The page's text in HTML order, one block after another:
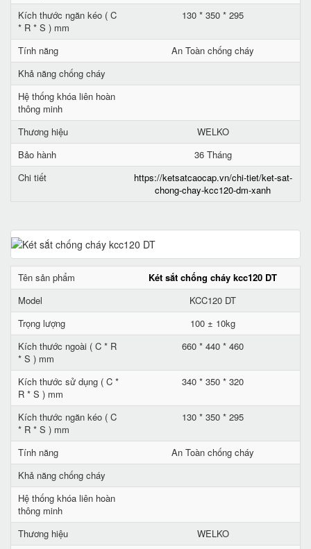
Kích thước ngăn kéo ( C
* R * S ) mm
130 * 350 * 295
Tính năng
An Toàn chống cháy
Khả năng chống cháy
Hệ thống khóa liên hoàn
thông minh
Thương hiệu
WELKO
Bảo hành
36 Tháng
Chi tiết
https://ketsatcaocap.vn/chi-tiet/ket-sat-
chong-chay-kcc120-dm-xanh
Tên sản phẩm
Két sắt chống cháy kcc120 DT
Model
KCC120 DT
Trọng lượng
100 ± 10kg
Kích thước ngoài ( C * R
* S ) mm
660 * 440 * 460
Kích thước sử dụng ( C *
R * S ) mm
340 * 350 * 320
Kích thước ngăn kéo ( C
* R * S ) mm
130 * 350 * 295
Tính năng
An Toàn chống cháy
Khả năng chống cháy
Hệ thống khóa liên hoàn
thông minh
Thương hiệu
WELKO